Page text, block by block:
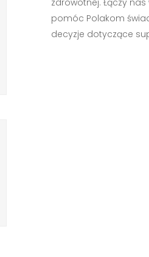
pomóc Polakom
decyzje dotyczące